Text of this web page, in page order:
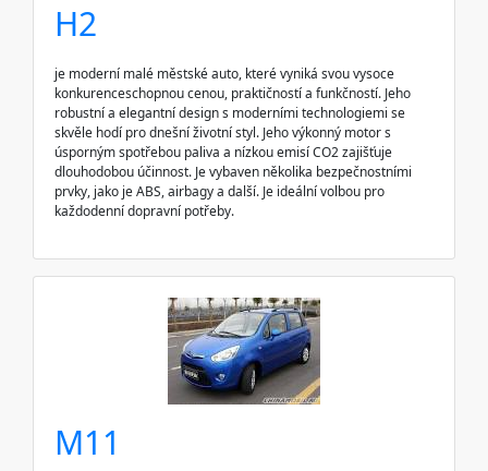
H2
je moderní malé městské auto, které vyniká svou vysoce
konkurenceschopnou cenou, praktičností a funkčností. Jeho
robustní a elegantní design s moderními technologiemi se
skvěle hodí pro dnešní životní styl. Jeho výkonný motor s
úsporným spotřebou paliva a nízkou emisí CO2 zajišťuje
dlouhodobou účinnost. Je vybaven několika bezpečnostními
prvky, jako je ABS, airbagy a další. Je ideální volbou pro
každodenní dopravní potřeby.
M11